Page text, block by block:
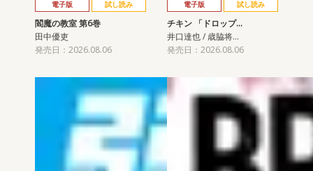
電子版 試し読み
閻魔の教室 第6巻
田中優吏
発売日：2026.08.06
電子版 試し読み
チキン 「ドロップ…
井口達也 / 歳脇将…
発売日：2026.08.06